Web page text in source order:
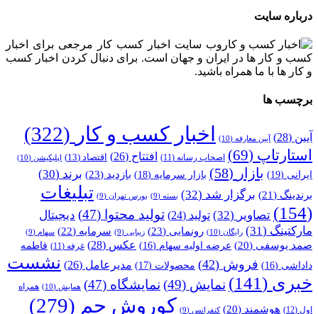
درباره سایت
وب سایت اخبار کسب کار مرجعی برای اخبار
کسب و کار ها در ایران و جهان است. برای دنبال کردن اخبار کسب
و کار ها با ما همراه باشید.
برچسب ها
آیین (28) آیین معارفه (10) اخبار کسب و کار (322)
استارتاپ (69) اصحاب رسانه (11) افتتاح (26) اقتصاد (13) اپلیکیشن (10)
ایرانی (19) بازار (58) بازار سرمایه (18) بازدید (23) برند (30)
برندینگ (21) برگزار شد (32) بسته (9) بورس تهران (9)
تبلیغات
(154)
تصاویر (32) تولید (24) تولید محتوا (47)
دیجیتال
مارکتینگ (31) رایگان (10) رونمایی (23) زیبایی (9) سرمایه (22) سهام (9)
صمد یوسفی (20) عرضه اولیه سهام (16) عکس (28) غرفه (11)
فاطمه
داداشی (16) فروش (42) محصولات (17) مدیرعامل (26)
نشست
خبری (141) نمایش (49) نمایشگاه (47) همایش (10) همراه
اول (12) هوشمند (20) کنفرانس (9) کوروش جم (279)